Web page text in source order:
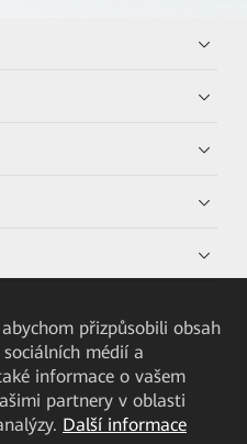
přizpůsobili obsah
médií a
informace o vašem
partnery v oblasti
Další informace